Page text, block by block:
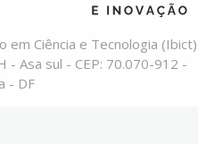
Ciência e Tecnologia (Ibict)
- Asa sul - CEP: 70.070-912 -
- DF